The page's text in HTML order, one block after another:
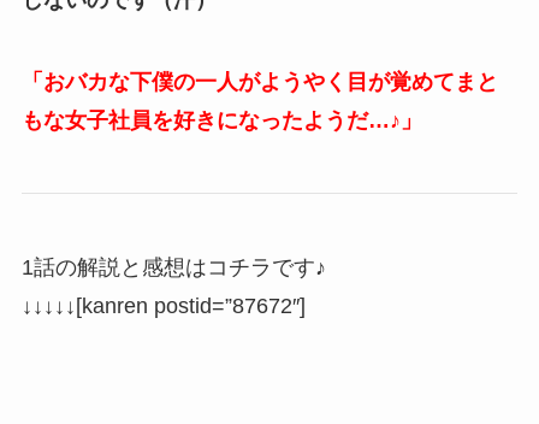
「おバカな下僕の一人がようやく目が覚めてまと
もな女子社員を好きになったようだ…♪」
1話の解説と感想はコチラです♪
↓↓↓↓↓[kanren postid=”87672″]